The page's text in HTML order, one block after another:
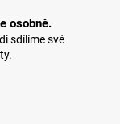
osobně.
sdílíme své